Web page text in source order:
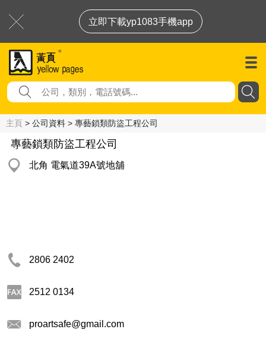
立即下載yp1083手機app
主頁 > 公司資料 > 專藝鎖類防盜工程公司
專藝鎖類防盜工程公司
北角 電氣道39A號地舖
2806 2402
2512 0134
proartsafe@gmail.com